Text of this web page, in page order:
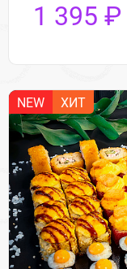
1 395 ₽
NEW ХИТ